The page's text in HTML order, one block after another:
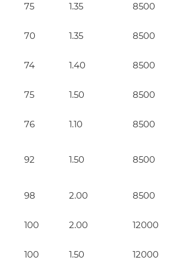
75 1.35 8500
70 1.35 8500
74 1.40 8500
75 1.50 8500
76 1.10 8500
92 1.50 8500
98 2.00 8500
100 2.00 12000
100 1.50 12000